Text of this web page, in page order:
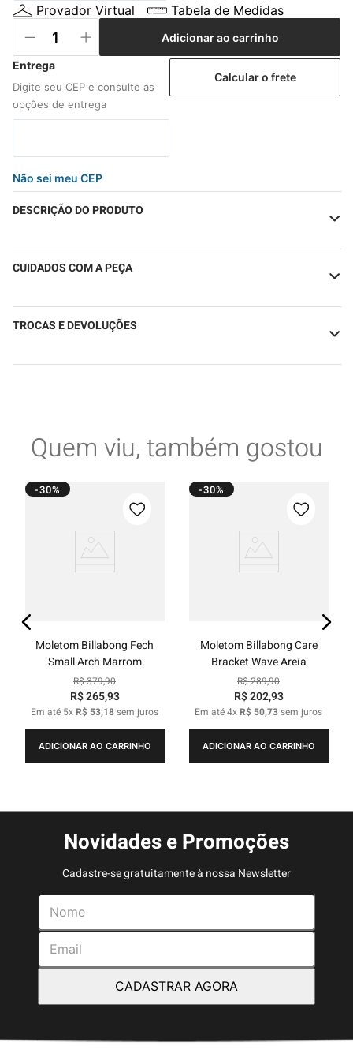
Provador Virtual Tabela de Medidas
Adicionar ao carrinho
Não sei meu CEP
Calcular o frete
DESCRIÇÃO DO PRODUTO
CUIDADOS COM A PEÇA
TROCAS E DEVOLUÇÕES
Quem viu, também gostou
-30%
Moletom Billabong Fech
Small Arch Marrom
R$379,90
R$265,93
Em até 5xR$ 53,18sem juros
ADICIONAR AO CARRINHO
-30%
Moletom Billabong Care
Bracket Wave Areia
R$289,90
R$202,93
Em até4xR$ 50,73sem juros
ADICIONAR AO CARRINHO
Novidades e Promoções
Cadastre-se gratuitamente à nossa Newsletter
CADASTRAR AGORA